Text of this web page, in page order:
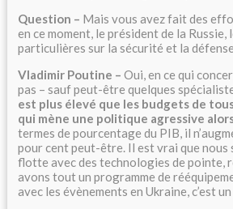
Question – Mais vous avez fait des
en ce moment, le président de la
particulières sur la sécurité et la
Vladimir Poutine – Oui, en ce qui
pas – sauf peut-être quelques
est plus élevé que les budgets de
qui mène une politique agressive
termes de pourcentage du PIB, il
pour cent peut-être. Il est vrai que
flotte avec des technologies de pointe,
avons tout un programme de
avec les évènements en Ukraine, c’est